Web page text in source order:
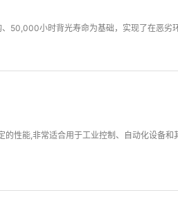
50,000小时背光寿命为基础，实现了在恶劣
性能,非常适合用于工业控制、自动化设备和